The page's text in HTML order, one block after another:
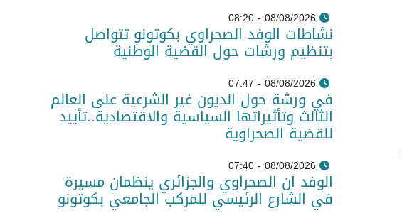
08/08/2026 - 08:20
نشاطات الوفد الصحراوي بكوتونو تتواصل
بتنظيم ورشات حول القضية الوطنية
08/08/2026 - 07:47
في ورشة حول الديون غير الشرعية على العالم
الثالث وتأثيراتها السياسية والاقتصادية..تأييد
للقضية الصحراوية
08/08/2026 - 07:40
الوفد ان الصحراوي والجزائري ينظمان مسيرة
في الشارع الرئيسي للمركب الجامعي بكوتونو